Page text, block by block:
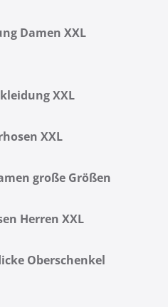
Damen XXL
XXL
XXL
große Größen
Herren XXL
Oberschenkel